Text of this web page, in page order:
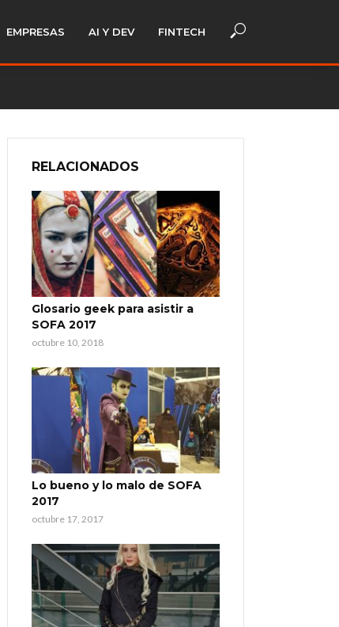
EMPRESAS AI Y DEV FINTECH
RELACIONADOS
Glosario geek para asistir a
SOFA 2017
octubre 10, 2018
Lo bueno y lo malo de SOFA
2017
octubre 17, 2017